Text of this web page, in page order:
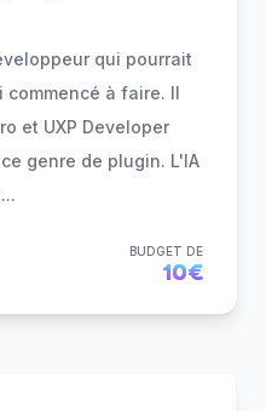
qui pourrait
à faire. Il
et UXP Developer
genre de plugin. L'IA
...
BUDGET DE
10€